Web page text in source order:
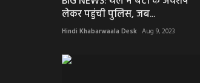
लेकर पहुंची पुलिस, जब...
Hindi Khabarwaala Desk Aug 9, 2023